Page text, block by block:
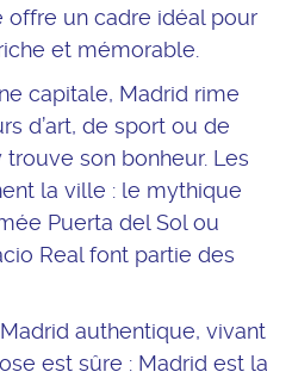
offre un cadre idéal pour
et mémorable.
capitale, Madrid rime
d’art, de sport ou de
son bonheur. Les
la ville : le mythique
Puerta del Solou
Realfont partie des
authentique, vivant
est sûre : Madrid est la